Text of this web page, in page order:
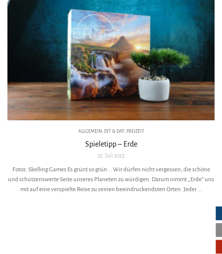
ALLGEMEIN DIT & DAT, FREIZEIT
Spieletipp – Erde
25. Juli 2023
Fotos: Skelling Games Es grünt so grün … Wir dürfen nicht vergessen, die schöne
und schützenswerte Seite unseres Planeten zu würdigen. Darum nimmt „Erde“ uns
mit auf eine verspielte Reise zu seinen beeindruckendsten Orten. Jeder ...